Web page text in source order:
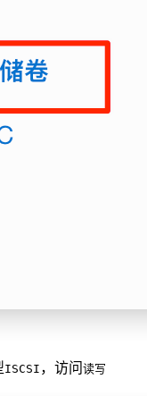
ISCSI ，访问 读写